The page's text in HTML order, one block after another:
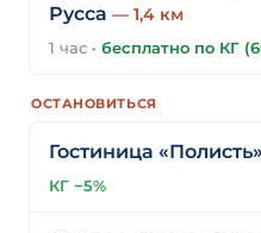
Русса — 1,4 км
1 час · бесплатно по КГ
ОСТАНОВИТЬСЯ
Гостиница «Полисть»
КГ −5%